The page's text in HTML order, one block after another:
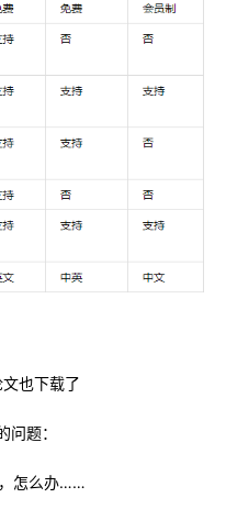
也下载了
问题：
怎么办……